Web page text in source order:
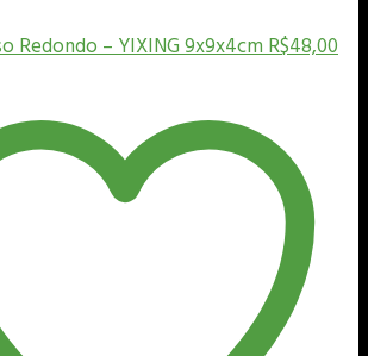
Redondo – YIXING 9x9x4cmR$48,00